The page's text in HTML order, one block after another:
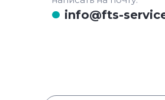
info@fts-